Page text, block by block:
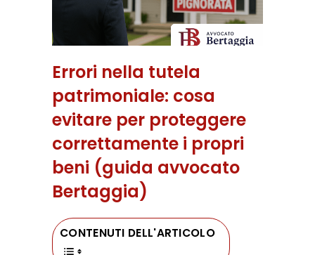
Errori nella tutela
patrimoniale: cosa
evitare per proteggere
correttamente i propri
beni (guida avvocato
Bertaggia)
CONTENUTI DELL'ARTICOLO